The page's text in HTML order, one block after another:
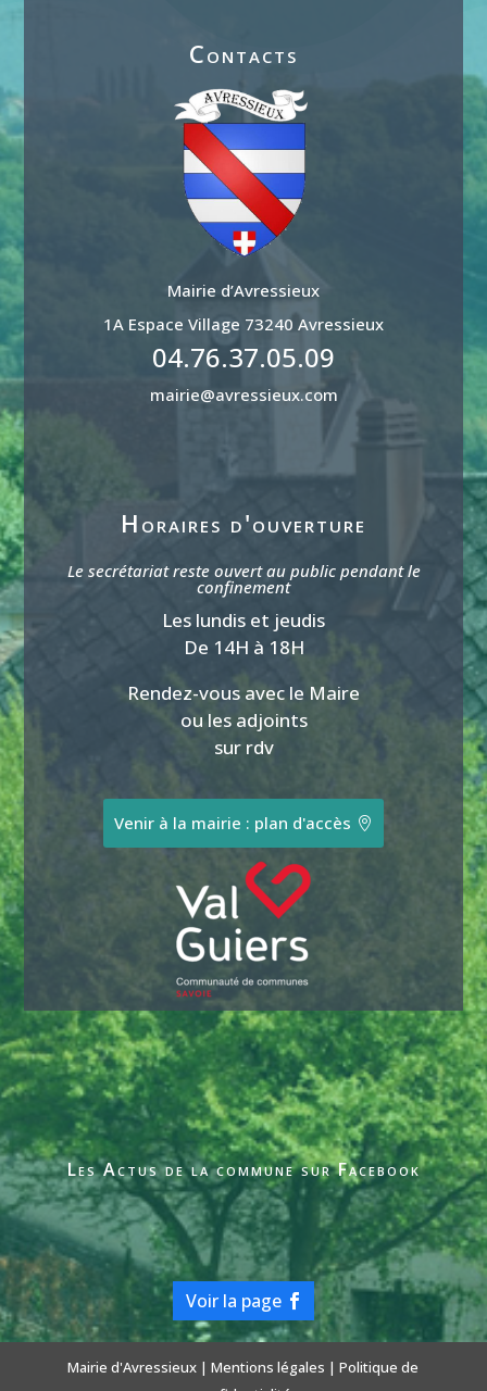
Contacts
Mairie d’Avressieux
1A Espace Village 73240 Avressieux
04.76.37.05.09
mairie@avressieux.com
Horaires d'ouverture
Le secrétariat reste ouvert au public pendant le
confinement
Les lundis et jeudis
De 14H à 18H
Rendez-vous avec le Maire
ou les adjoints
sur rdv
Venir à la mairie : plan d'accès
Les Actus de la commune sur Facebook
Voir la page
Mairie d'Avressieux |Mentions légales |Politique de